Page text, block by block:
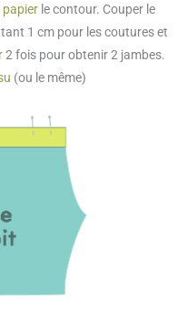
papier le contour. Couper le
1 cm pour les coutures et
2 fois pour obtenir 2 jambes.
(ou le même)